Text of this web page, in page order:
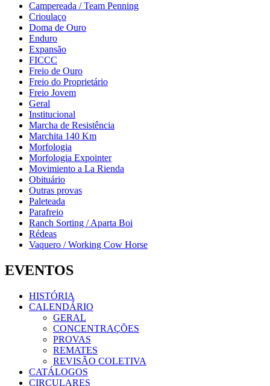
Campereada / Team Penning
Crioulaço
Doma de Ouro
Enduro
Expansão
FICCC
Freio de Ouro
Freio do Proprietário
Freio Jovem
Geral
Institucional
Marcha de Resistência
Marchita 140 Km
Morfologia
Morfologia Expointer
Movimiento a La Rienda
Obituário
Outras provas
Paleteada
Parafreio
Ranch Sorting / Aparta Boi
Rédeas
Vaquero / Working Cow Horse
EVENTOS
HISTÓRIA
CALENDÁRIO
GERAL
CONCENTRAÇÕES
PROVAS
REMATES
REVISÃO COLETIVA
CATÁLOGOS
CIRCULARES